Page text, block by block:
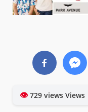
👁729 views Views